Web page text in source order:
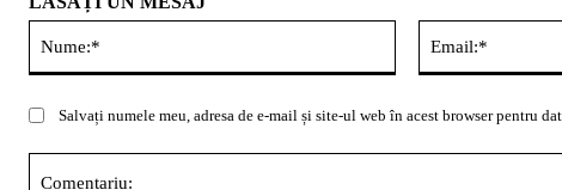
Salvați numele meu, adresa de e-mail și site-ul web în acest browser pentru